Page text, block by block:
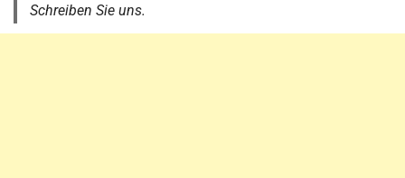
Schreiben Sie uns.